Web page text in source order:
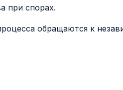
при спорах.
обращаются к